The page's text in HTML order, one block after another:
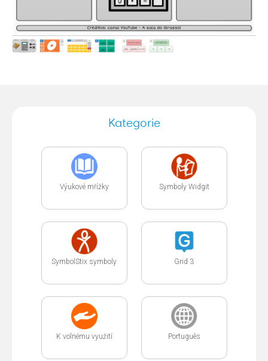
Kategorie
Výukové mřížky Symboly Widgit
SymbolStix symboly Grid 3
K volnému využití Português